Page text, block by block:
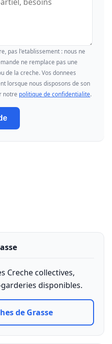
pas l'etablissement : nous ne
ne remplace pas une
de la creche. Vos donnees
lorsque nous disposons de son
notre politique de confidentialite.
Creche collectives,
disponibles.
de Grasse